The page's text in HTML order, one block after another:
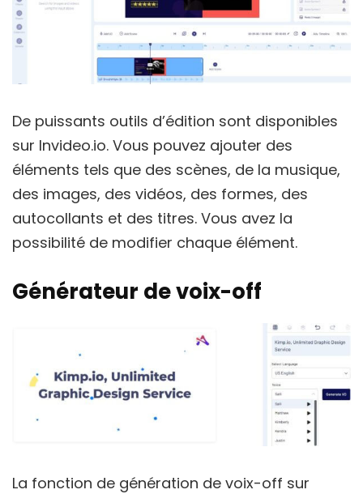
De puissants outils d’édition sont disponibles
sur Invideo.io. Vous pouvez ajouter des
éléments tels que des scènes, de la musique,
des images, des vidéos, des formes, des
autocollants et des titres. Vous avez la
possibilité de modifier chaque élément.
Générateur de voix-off
La fonction de génération de voix-off sur